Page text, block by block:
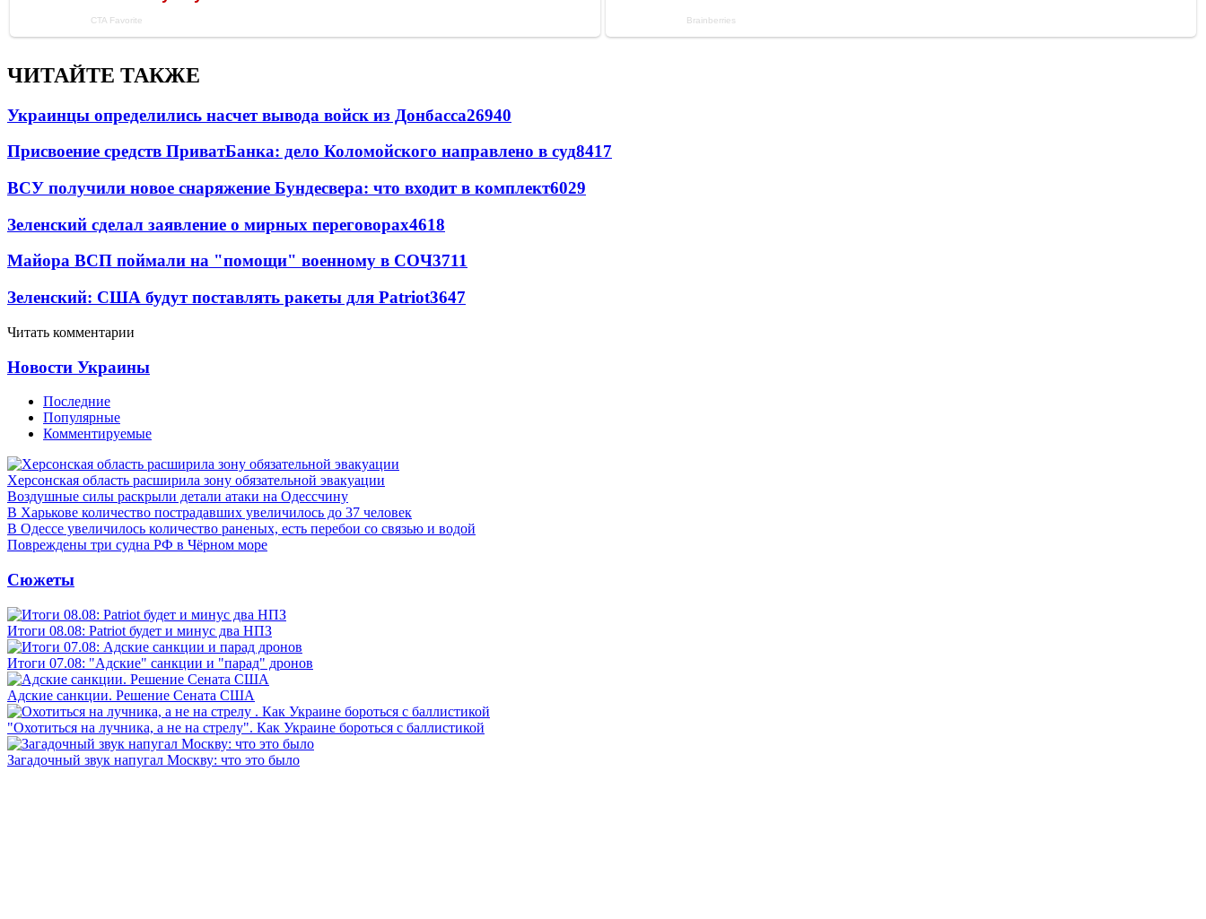
ЧИТАЙТЕ ТАКЖЕ
Украинцы определились насчет вывода войск из Донбасса26940
Присвоение средств ПриватБанка: дело Коломойского направлено в суд8417
ВСУ получили новое снаряжение Бундесвера: что входит в комплект6029
Зеленский сделал заявление о мирных переговорах4618
Майора ВСП поймали на "помощи" военному в СОЧ3711
Зеленский: США будут поставлять ракеты для Patriot3647
Читать комментарии
Новости Украины
Последние
Популярные
Комментируемые
Херсонская область расширила зону обязательной эвакуации
Воздушные силы раскрыли детали атаки на Одессчину
В Харькове количество пострадавших увеличилось до 37 человек
В Одессе увеличилось количество раненых, есть перебои со связью и водой
Повреждены три судна РФ в Чёрном море
Сюжеты
Итоги 08.08: Patriot будет и минус два НПЗ
Итоги 07.08: "Адские" санкции и "парад" дронов
Адские санкции. Решение Сената США
"Охотиться на лучника, а не на стрелу". Как Украине бороться с баллистикой
Загадочный звук напугал Москву: что это было